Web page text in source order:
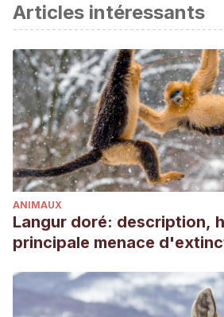
Articles intéressants
ANIMAUX
Langur doré: description,
principale menace